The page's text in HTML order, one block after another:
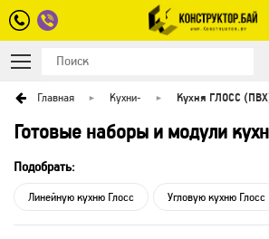
Главная Кухни- Кухня ГЛОСС
Готовые наборы и модули
Подобрать:
Линейную кухню Глосс Угловую кухню Глосс